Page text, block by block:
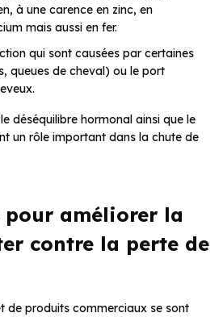
à une carence en zinc, en
mais aussi en fer.
qui sont causées par certaines
queues de cheval) ou le port
déséquilibre hormonal ainsi que le
un rôle important dans la chute de
pour améliorer la
contre la perte de
de produits commerciaux se sont